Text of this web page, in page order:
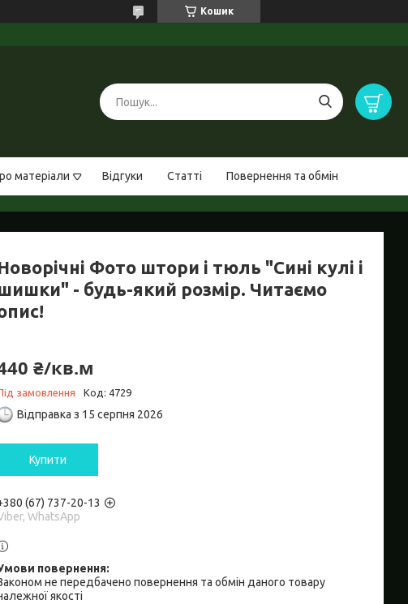
Кошик
матеріали Відгуки Статті Повернення та обмін
Фото штори і тюль "Сині кулі і
- будь-який розмір. Читаємо
₴/кв.м
замовлення Код: 4729
Відправка з 15 серпня 2026
Купити
(67) 737-20-13
WhatsApp
не передбачено повернення та обмін даного товару
якості